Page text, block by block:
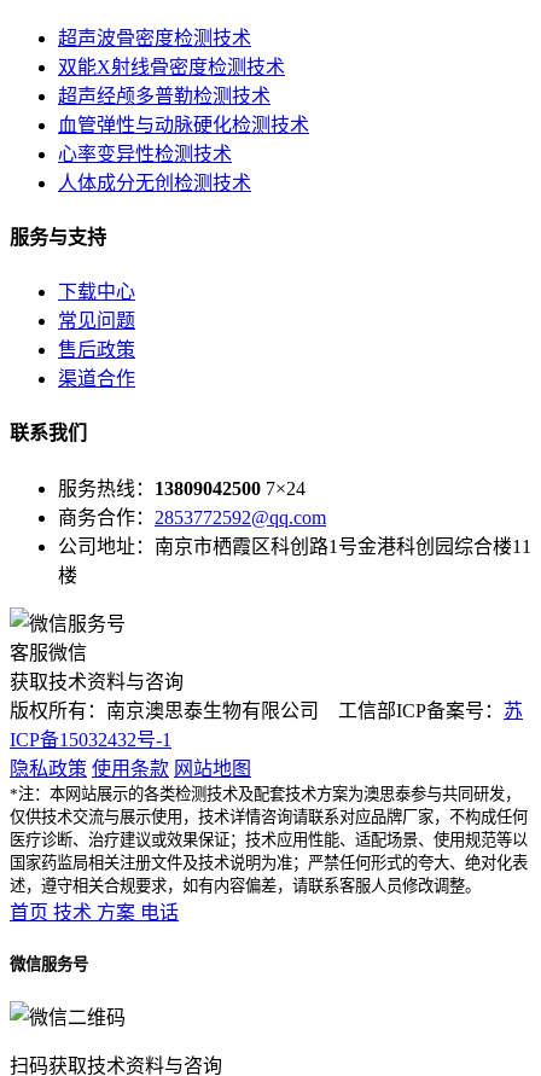
超声波骨密度检测技术
双能X射线骨密度检测技术
超声经颅多普勒检测技术
血管弹性与动脉硬化检测技术
心率变异性检测技术
人体成分无创检测技术
服务与支持
下载中心
常见问题
售后政策
渠道合作
联系我们
服务热线： 13809042500 7×24
商务合作： 2853772592@qq.com
公司地址：南京市栖霞区科创路1号金港科创园综合楼11
楼
客服微信
获取技术资料与咨询
版权所有：南京澳思泰生物有限公司 工信部ICP备案号： 苏
ICP备15032432号-1
隐私政策 使用条款 网站地图
*注：本网站展示的各类检测技术及配套技术方案为澳思泰参与共同研发，
仅供技术交流与展示使用，技术详情咨询请联系对应品牌厂家，不构成任何
医疗诊断、治疗建议或效果保证；技术应用性能、适配场景、使用规范等以
国家药监局相关注册文件及技术说明为准；严禁任何形式的夸大、绝对化表
述，遵守相关合规要求，如有内容偏差，请联系客服人员修改调整。
首页 技术 方案 电话
微信服务号
扫码获取技术资料与咨询